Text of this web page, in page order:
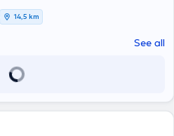
14,5 km
See all